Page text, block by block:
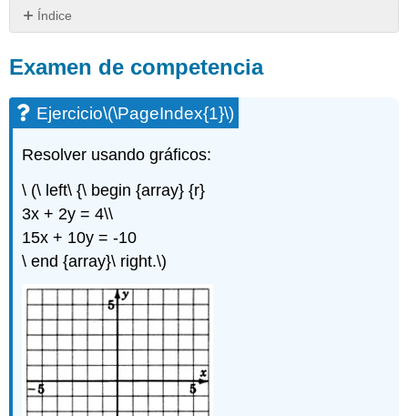
Índice
competencia
(\PageIndex{1}\)
(\PageIndex{2}\)
Ejercicio\
(\PageIndex{3}\)
Ejercicio\
(\PageIndex{4}\)
Ejercicio\
Ejercicio\
(\PageIndex{6}\)
Ejercicio\
(\PageIndex{7}\)
Ejercicio\
(\PageIndex{8}\)
Examen de competencia
Ejercicio\(\PageIndex{1}\)
Resolver usando gráficos:
\ (\ left\ {\ begin {array} {r}
3x + 2y = 4\\
15x + 10y = -10
\ end {array}\ right.\)